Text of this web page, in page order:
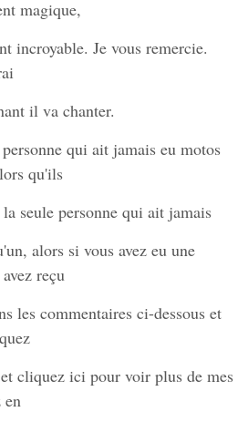
magique,
incroyable. Je vous remercie.
il va chanter.
qui ait jamais eu motos
qu'ils
seule personne qui ait jamais
alors si vous avez eu une
reçu
les commentaires ci-dessous et
cliquez ici pour voir plus de mes
en